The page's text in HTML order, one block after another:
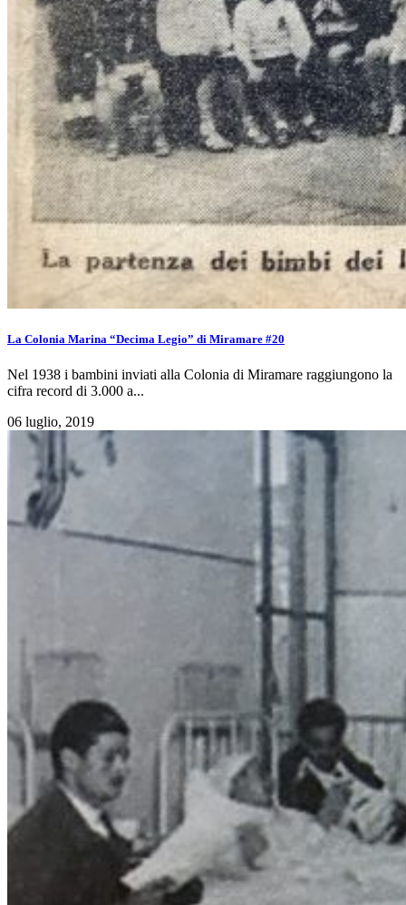
La Colonia Marina “Decima Legio” di Miramare #20
Nel 1938 i bambini inviati alla Colonia di Miramare raggiungono la
cifra record di 3.000 a...
06 luglio, 2019